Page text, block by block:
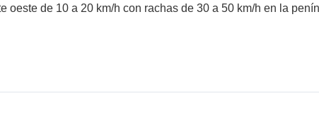
de 10 a 20 km/h con rachas de 30 a 50 km/h en la